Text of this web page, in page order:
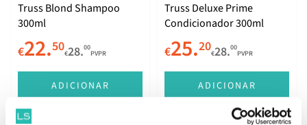
Truss Blond Shampoo
300ml
€22.50€28.00
PVPR
ADICIONAR
Truss Deluxe Prime
Condicionador 300ml
€25.20€28.00
PVPR
ADICIONAR